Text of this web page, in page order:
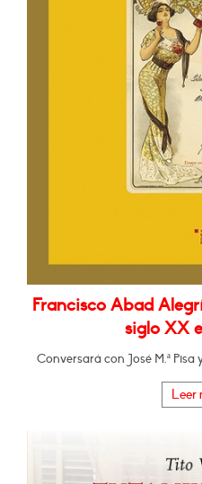
Francisco Abad
siglo XX
Conversará con José M.ª
Leer